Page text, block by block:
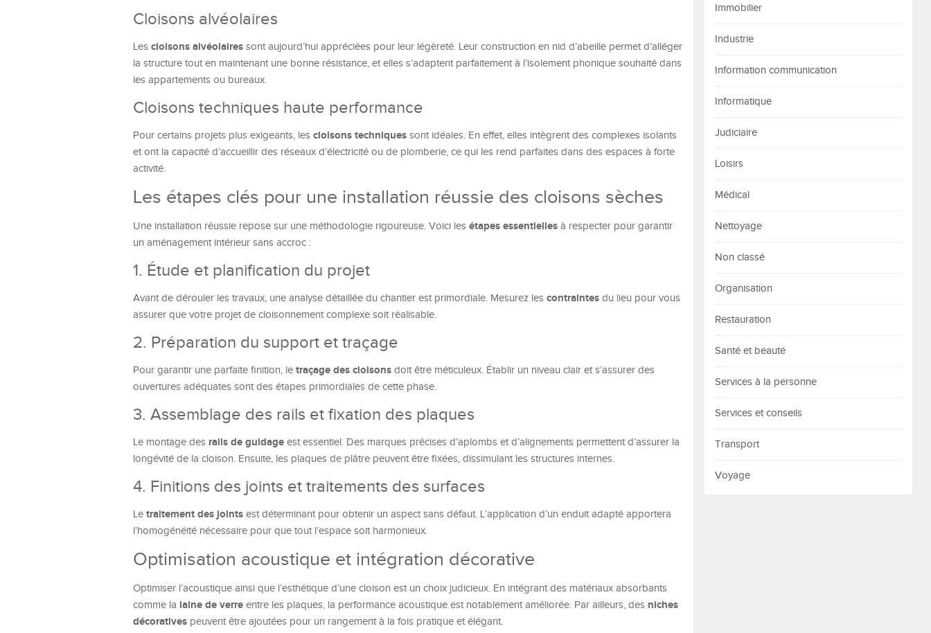
Cloisons alvéolaires
Les cloisons alvéolaires sont aujourd’hui appréciées pour leur légèreté. Leur construction en nid d’abeille permet d’alléger
la structure tout en maintenant une bonne résistance, et elles s’adaptent parfaitement à l’isolement phonique souhaité dans
les appartements ou bureaux.
Cloisons techniques haute performance
Pour certains projets plus exigeants, les cloisons techniques sont idéales. En effet, elles intègrent des complexes isolants
et ont la capacité d’accueillir des réseaux d’électricité ou de plomberie, ce qui les rend parfaites dans des espaces à forte
activité.
Les étapes clés pour une installation réussie des cloisons sèches
Une installation réussie repose sur une méthodologie rigoureuse. Voici les étapes essentielles à respecter pour garantir
un aménagement intérieur sans accroc :
1. Étude et planification du projet
Avant de dérouler les travaux, une analyse détaillée du chantier est primordiale. Mesurez les contraintes du lieu pour vous
assurer que votre projet de cloisonnement complexe soit réalisable.
2. Préparation du support et traçage
Pour garantir une parfaite finition, le traçage des cloisons doit être méticuleux. Établir un niveau clair et s’assurer des
ouvertures adéquates sont des étapes primordiales de cette phase.
3. Assemblage des rails et fixation des plaques
Le montage des rails de guidage est essentiel. Des marques précises d’aplombs et d’alignements permettent d’assurer la
longévité de la cloison. Ensuite, les plaques de plâtre peuvent être fixées, dissimulant les structures internes.
4. Finitions des joints et traitements des surfaces
Le traitement des joints est déterminant pour obtenir un aspect sans défaut. L’application d’un enduit adapté apportera
l’homogénéité nécessaire pour que tout l’espace soit harmonieux.
Optimisation acoustique et intégration décorative
Optimiser l’acoustique ainsi que l’esthétique d’une cloison est un choix judicieux. En intégrant des matériaux absorbants
comme la laine de verre entre les plaques, la performance acoustique est notablement améliorée. Par ailleurs, des niches
décoratives peuvent être ajoutées pour un rangement à la fois pratique et élégant.
Immobilier
Industrie
Information communication
Informatique
Judiciaire
Loisirs
Médical
Nettoyage
Non classé
Organisation
Restauration
Santé et beauté
Services à la personne
Services et conseils
Transport
Voyage